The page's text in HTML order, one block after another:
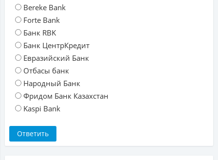
Bereke Bank
Forte Bank
Банк RBK
Банк ЦентрКредит
Евразийский Банк
Отбасы банк
Народный Банк
Фридом Банк Казахстан
Kaspi Bank